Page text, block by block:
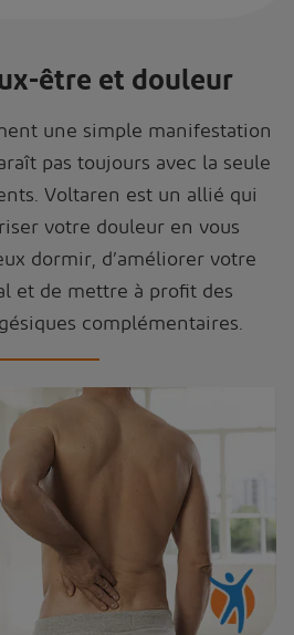
être et douleur
une simple manifestation
pas toujours avec la seule
Voltaren est un allié qui
votre douleur en vous
dormir, d’améliorer votre
et de mettre à profit des
complémentaires.